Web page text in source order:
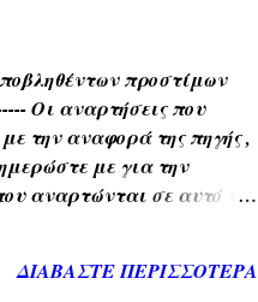
προστίμων
Οι αναρτήσεις που
την αναφορά της πηγής ,
με για την
αναρτώνται σε αυτό το
ΔΙΑΒΆΣΤΕ ΠΕΡΙΣΣΌΤΕΡΑ